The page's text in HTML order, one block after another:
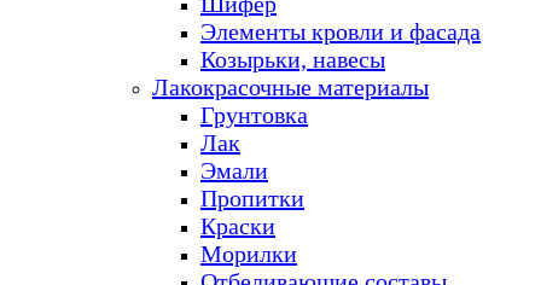
Элементы кровли и фасада
Козырьки, навесы
Лакокрасочные материалы
Грунтовка
Лак
Эмали
Пропитки
Краски
Морилки